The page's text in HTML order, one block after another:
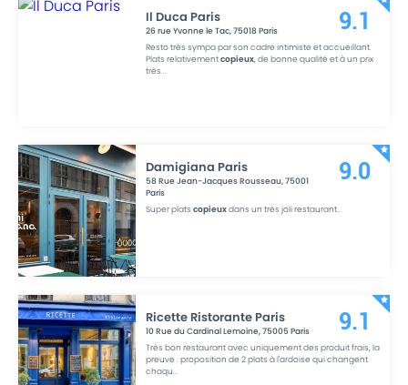
Il Duca Paris
26 rue Yvonne le Tac,75018 Paris
Resto très sympa par son cadre intimiste et accueillant.
Plats relativementcopieux, de bonne qualité et à un prix
très...
9.1
Damigiana Paris
58 Rue Jean-Jacques Rousseau,75001
Paris
Super platscopieuxdans un très joli restaurant...
9.0
Ricette Ristorante Paris
10 Rue du Cardinal Lemoine,75005Paris
Très bon restaurant avec uniquement des produit frais, la
preuve : proposition de 2 plats à l'ardoise qui changent
chaqu...
9.1